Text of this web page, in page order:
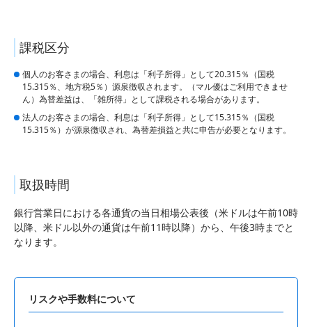
課税区分
個人のお客さまの場合、利息は「利子所得」として20.315％（国税
15.315％、地方税5％）源泉徴収されます。（マル優はご利用できませ
ん）為替差益は、「雑所得」として課税される場合があります。
法人のお客さまの場合、利息は「利子所得」として15.315％（国税
15.315％）が源泉徴収され、為替差損益と共に申告が必要となります。
取扱時間
銀行営業日における各通貨の当日相場公表後（米ドルは午前10時
以降、米ドル以外の通貨は午前11時以降）から、午後3時までと
なります。
リスクや手数料について